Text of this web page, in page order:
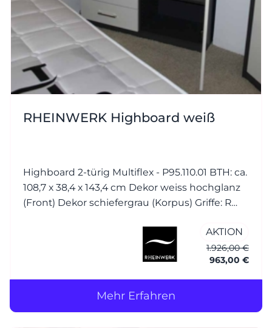
RHEINWERK Highboard weiß
Highboard 2-türig Multiflex - P95.110.01 BTH: ca.
108,7 x 38,4 x 143,4 cm Dekor weiss hochglanz
(Front) Dekor schiefergrau (Korpus) Griffe: R
AKTION
1.926,00 €
963,00 €
Mehr Erfahren